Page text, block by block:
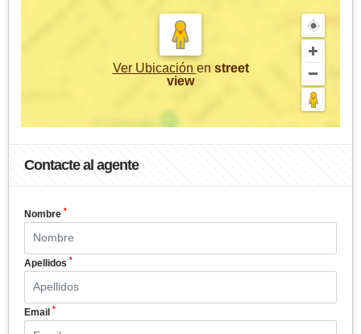
Ver Ubicación en street
view
Contacte al agente
Nombre *
Apellidos *
Email *